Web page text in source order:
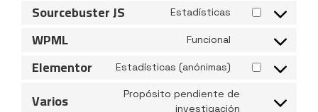
Sourcebuster JS Estadísticas
WPML Funcional
Elementor Estadísticas (anónimas)
Varios
Propósito pendiente de
investigación